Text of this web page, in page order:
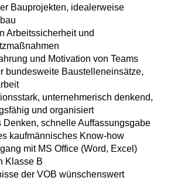
Bauprojekten, idealerweise
Arbeitssicherheit und
und Motivation von Teams
bundesweite Baustelleneinsätze,
unternehmerisch denkend,
und organisiert
Denken, schnelle Auffassungsgabe
kaufmännisches Know-how
mit MS Office (Word, Excel)
Klasse B
der VOB wünschenswert